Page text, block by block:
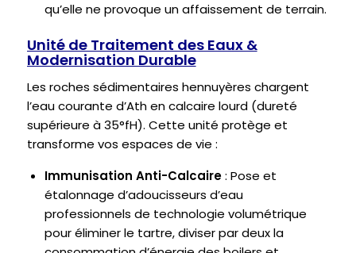
qu’elle ne provoque un affaissement de terrain.
Unité de Traitement des Eaux &
Modernisation Durable
Les roches sédimentaires hennuyères chargent
l’eau courante d’Ath en calcaire lourd (dureté
supérieure à 35°fH). Cette unité protège et
transforme vos espaces de vie :
Immunisation Anti-Calcaire: Pose et
étalonnage d’adoucisseurs d’eau
professionnels de technologie volumétrique
pour éliminer le tartre, diviser par deux la